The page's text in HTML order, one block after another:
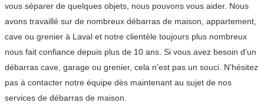
vous séparer de quelques objets, nous pouvons vous aider. Nous
avons travaillé sur de nombreux débarras de maison, appartement,
cave ou grenier à Laval et notre clientèle toujours plus nombreux
nous fait confiance depuis plus de 10 ans. Si vous avez besoin d’un
débarras cave, garage ou grenier, cela n’est pas un souci. N’hésitez
pas à contacter notre équipe dès maintenant au sujet de nos
services de débarras de maison.